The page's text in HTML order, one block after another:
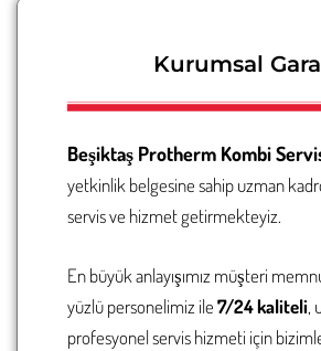
Kurumsal
Beşiktaş Protherm Kombi
yetkinlik belgesine sahip uzman
servis ve hizmet getirmekteyiz.
En büyük anlayışımız müşteri
yüzlü personelimiz ile7/24 kaliteli,
profesyonel servis hizmeti için